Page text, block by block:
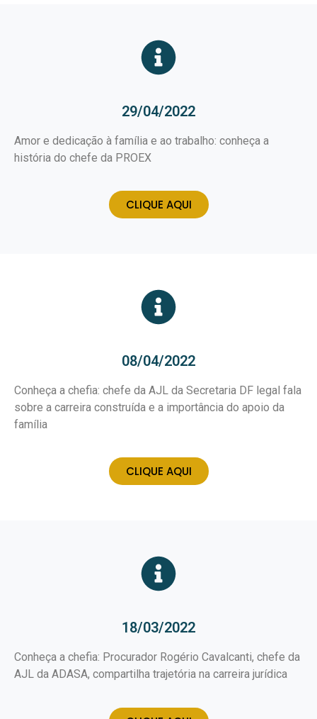
29/04/2022
Amor e dedicação à família e ao trabalho: conheça a
história do chefe da PROEX
CLIQUE AQUI
08/04/2022
Conheça a chefia: chefe da AJL da Secretaria DF legal fala
sobre a carreira construída e a importância do apoio da
família
CLIQUE AQUI
18/03/2022
Conheça a chefia: Procurador Rogério Cavalcanti, chefe da
AJL da ADASA, compartilha trajetória na carreira jurídica